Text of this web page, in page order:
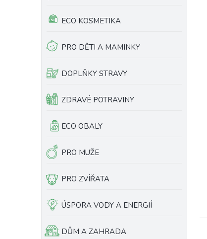
ECO KOSMETIKA
PRO DĚTI A MAMINKY
DOPLŇKY STRAVY
ZDRAVÉ POTRAVINY
ECO OBALY
PRO MUŽE
PRO ZVÍŘATA
ÚSPORA VODY A ENERGIÍ
DŮM A ZAHRADA